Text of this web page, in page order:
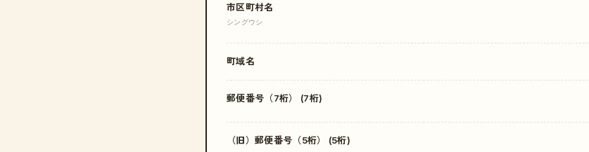
市区町村名
シングウシ
町域名
郵便番号（7桁） (7桁)
（旧）郵便番号（5桁） (5桁)